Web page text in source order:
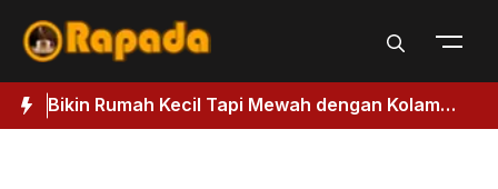
Bikin Rumah Kecil Tapi Mewah dengan Kolam
Renang, Ikuti Panduan Membuatnya